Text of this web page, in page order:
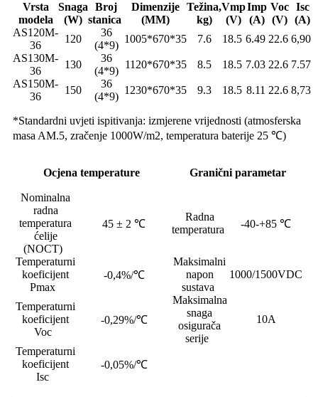
Vrsta
modela
Snaga
(W)
Broj
stanica
Dimenzije
(MM)
Težina,
kg)
Vmp
(V)
Imp
(A)
Voc
(V)
Isc
(A)
AS120M-
36
120
36
(4*9)
1005*670*35 7.6 18.5 6.49 22.6 6,90
AS130M-
36
130
36
(4*9)
1120*670*35 8.5 18.5 7.03 22.6 7.57
AS150M-
36
150
36
(4*9)
1230*670*35 9.3 18.5 8.11 22.6 8,73
*Standardni uvjeti ispitivanja: izmjerene vrijednosti (atmosferska
masa AM.5, zračenje 1000W/m2, temperatura baterije 25 ℃)
Ocjena temperature Granični parametar
Nominalna
radna
temperatura
ćelije
(NOCT)
45 ± 2 ℃
Radna
temperatura
-40-+85 ℃
Temperaturni
koeficijent
Pmax
-0,4%/℃
Maksimalni
napon
sustava
1000/1500VDC
Temperaturni
koeficijent
Voc
-0,29%/℃
Maksimalna
snaga
osigurača
serije
10A
Temperaturni
koeficijent
Isc
-0,05%/℃